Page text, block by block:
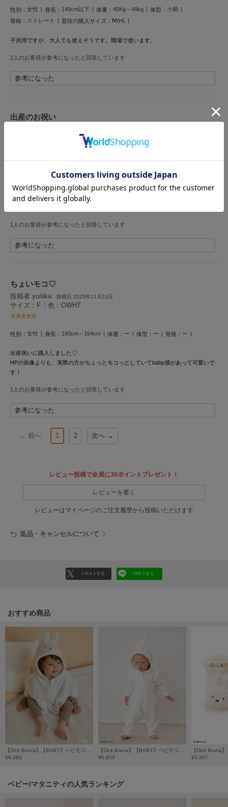
LILY BROWN
リリーブラウン
LILY BROWN Lingerie
LITTLE UNION TOKYO
リトルユニオン トウキョウ
made of Organics
ミーエスミーム
ミラオーウェン
MUCHA
ミュシャ
NEW Balance
nezu
ネズ
ナイキ
ナウンス
Onitsuka Tiger
オニツカ タイガー
パトリック
Philly chocolate
フィリーチョコレート
poláura
ポローラ
性別： 女性 身長： 149cm以下 体重： 45Kg～49kg 体型： 小柄
骨格： ストレート 普段の購入サイズ： MかL
子供用ですが、大人でも使えそうです。職場で使います。
2人のお客様が参考になったと回答しています
参考になった
出産のお祝い
色：OWHT
ストレート 普段の購入サイズ： 0
知り合いの出産祝いに送りました。
1人のお客様が参考になったと回答しています
参考になった
ちょいモコ♡
投稿者 yuriika 投稿日 2025年11月21日
サイズ：F 色：OWHT
性別： 女性 身長： 160cm～164cm 体重： ー 体型： ー 骨格： ー
出産祝いに購入しました♡
HPの画像よりも、実際の方がちょっとモコっとしていてbaby感があって可愛いで
す！
1人のお客様が参考になったと回答しています
参考になった
← 前へ 1 2 次へ →
レビュー投稿で全員に30ポイントプレゼント！
レビューを書く
レビューはマイページのご注文履歴から投稿いただけます
返品・キャンセルについて
リポストする LINEで送る
おすすめ商品
¥6,083
¥6,853
¥2,387
ベビー/マタニティの人気ランキング